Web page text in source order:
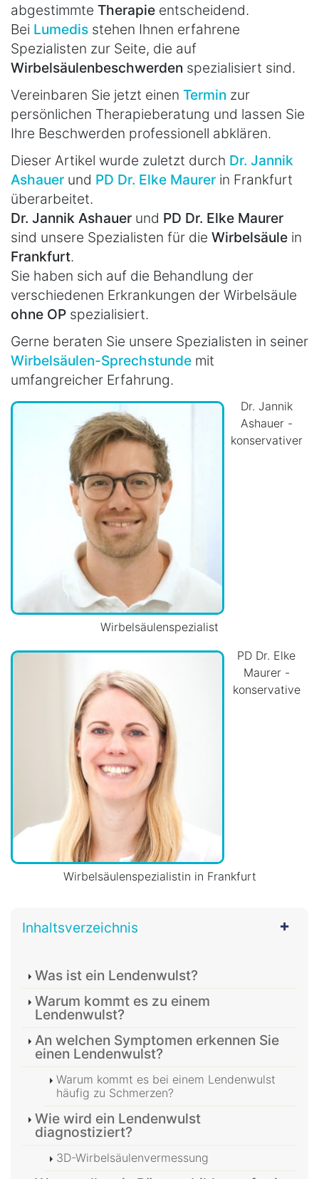
abgestimmte Therapie entscheidend.
Bei Lumedis stehen Ihnen erfahrene
Spezialisten zur Seite, die auf
Wirbelsäulenbeschwerden spezialisiert sind.
Vereinbaren Sie jetzt einen Termin zur
persönlichen Therapieberatung und lassen Sie
Ihre Beschwerden professionell abklären.
Dieser Artikel wurde zuletzt durch Dr. Jannik
Ashauer und PD Dr. Elke Maurer in Frankfurt
überarbeitet.
Dr. Jannik Ashauer und PD Dr. Elke Maurer
sind unsere Spezialisten für die Wirbelsäule in
Frankfurt.
Sie haben sich auf die Behandlung der
verschiedenen Erkrankungen der Wirbelsäule
ohne OP spezialisiert.
Gerne beraten Sie unsere Spezialisten in seiner
Wirbelsäulen-Sprechstunde mit
umfangreicher Erfahrung.
Dr. Jannik
Ashauer -
konservativer
Wirbelsäulenspezialist
PD Dr. Elke
Maurer -
konservative
Wirbelsäulenspezialistin in Frankfurt
Inhaltsverzeichnis
Was ist ein Lendenwulst?
Warum kommt es zu einem
Lendenwulst?
An welchen Symptomen erkennen Sie
einen Lendenwulst?
Warum kommt es bei einem Lendenwulst
häufig zu Schmerzen?
Wie wird ein Lendenwulst
diagnostiziert?
3D-Wirbelsäulenvermessung